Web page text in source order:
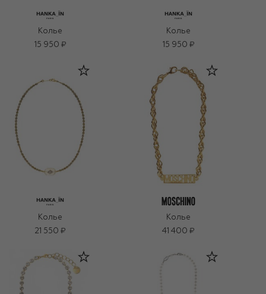
Колье
15 950 ₽
Колье
15 950 ₽
Колье
21 550 ₽
Колье
41 400 ₽